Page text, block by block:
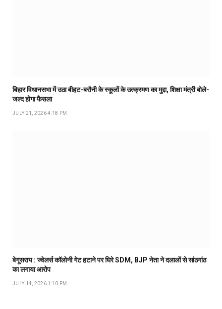
बिहार विधानसभा में उठा बीहट-बरौनी के स्कूलों के उत्क्रमण का मुद्दा, शिक्षा मंत्री बोले-
जल्द होगा फैसला
JULY 21, 2026 4:18 PM
बेगूसराय : ज्वेलर्स कॉलोनी गेट हटाने पर घिरे SDM, BJP नेता ने दलालों से सांठगांठ
का लगाया आरोप
JULY 14, 2026 1:10 PM